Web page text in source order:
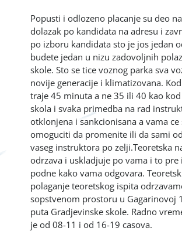
Popusti i odlozeno placanje su deo
dolazak po kandidata na adresu i
po izboru kandidata sto je jos jedan
budete jedan u nizu zadovoljnih
skole. Sto se tice voznog parka sva
novije generacije i klimatizovana.
traje 45 minuta a ne 35 ili 40 kao
skola i svaka primedba na rad
otklonjena i sankcionisana a vama ce
omoguciti da promenite ili da sami
vaseg instruktora po zelji.Teoretska
odrzava i uskladjuje po vama i to pre
podne kako vama odgovara.
polaganje teoretskog ispita
sopstvenom prostoru u Gagarinovoj
puta Gradjevinske skole. Radno
je od 08-11 i od 16-19 casova.